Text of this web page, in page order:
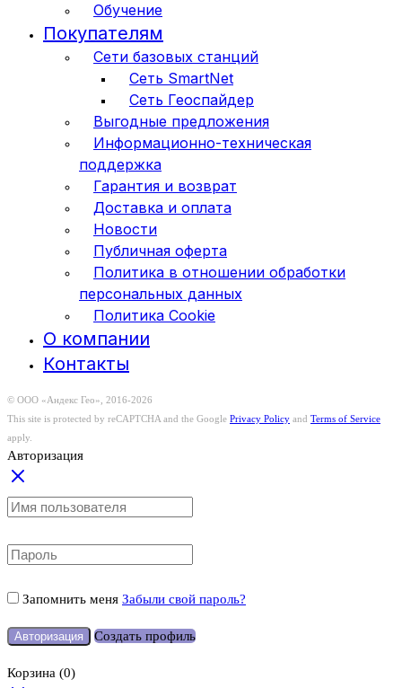
Обучение
Покупателям
Сети базовых станций
Сеть SmartNet
Сеть Геоспайдер
Выгодные предложения
Информационно-техническая
поддержка
Гарантия и возврат
Доставка и оплата
Новости
Публичная оферта
Политика в отношении обработки
персональных данных
Политика Cookie
О компании
Контакты
© ООО «Андекс Гео», 2016-2026
This site is protected by reCAPTCHA and the Google Privacy Policy and Terms of Service
apply.
Авторизация
Запомнить меня Забыли свой пароль?
Авторизация Создать профиль
Корзина (0)